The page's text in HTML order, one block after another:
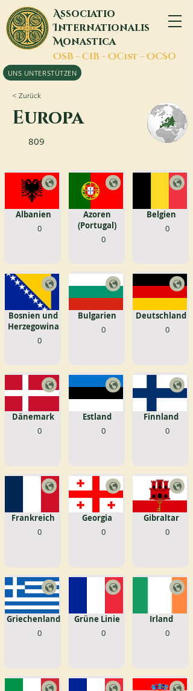
Associatio
Internationalis
Monastica
OSB - CIB - OCist - OCSO
UNS UNTERSTÜTZEN
< Zurück
Europa
809
0
Albanien
0
Bosnien und
Herzegowina
0
Dänemark
0
Frankreich
0
Griechenland
0
Azoren
(Portugal)
0
Bulgarien
0
Estland
0
Georgia
0
Grüne Linie
0
Belgien
0
Deutschland
0
Finnland
0
Gibraltar
0
Irland